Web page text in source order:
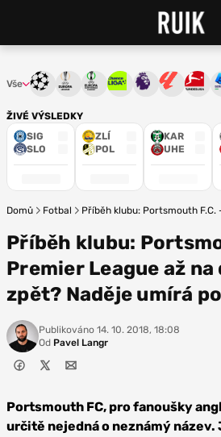
ŽIVÉ VÝSLEDKY
SIG
SLO
ZLÍ
POL
KAR
UHE
Vše Liga mistrůEvropská liga
Konferenční liga
Chance ligaPremier League
La Liga
Domů Fotbal Příběh klubu: Portsmouth
Příběh klubu:
Premier League až na
zpět? Naděje umírá
Publikováno 14. 10. 2018, 18:08
Od Pavel Langr
Portsmouth FC, pro fanoušky
určitě nejedná o neznámý název.